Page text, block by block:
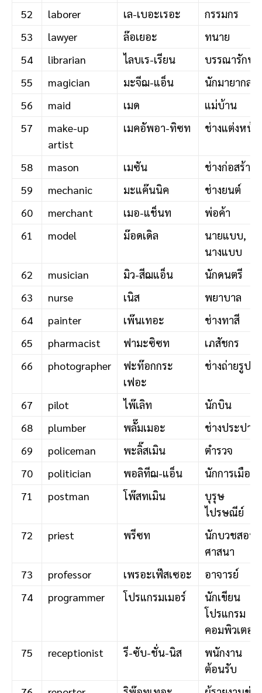
52
laborer เล-เบอะเรอะ
กรรมกร
53
lawyer ล๊อเยอะ
ทนาย
54
librarian ไลบเร-เรียน
บรรณารักษ์
55
magician มะจีฌ-แอ็น
นักมายากล
56
maid เมด
แม่บ้าน
57
make-up
artist
เมคอัพอา-ทิซท ช่างแต่งหน้า
58 mason เมซัน
ช่างก่อสร้าง
59
mechanic มะแค๊นนิค
ช่างยนต์
60
merchant เมอ-แช็นท
พ่อค้า
61
model ม๊อดเดิล
นายแบบ,
นางแบบ
62
musician มิว-สีฌแอ็น
นักดนตรี
63
nurse เนิส
พยาบาล
64
painter เพ๊นเทอะ
ช่างทาสี
65
pharmacist ฟามะซิซท
เภสัชกร
66
photographer
ฟะท๊อกกระ
เฟอะ
ช่างถ่ายรูป
67 pilot ไพ๊เลิท
นักบิน
68
plumber พลั๊มเมอะ
ช่างประปา
69
policeman พะลิ๊สเมิน
ตำรวจ
70
politician พอลิทีฌ-แอ็น
นักการเมือง
71
postman โพ๊สทเมิน
บุรุษ
ไปรษณีย์
72
priest พรีซท
นักบวชสอน
ศาสนา
73
professor เพรอะเฟ๊สเซอะ
อาจารย์
74
programmer โปรแกรมเมอร์
นักเขียน
โปรแกรม
คอมพิวเตอร์
75
receptionist รี-ซับ-ชั่น-นิส
พนักงาน
ต้อนรับ